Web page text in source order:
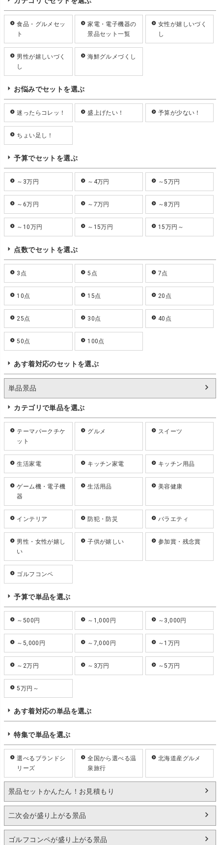
食品・グルメセッ
ト
家電・電子機器の
景品セット一覧
女性が嬉しいづく
し
男性が嬉しいづく
し
海鮮グルメづくし
お悩みでセットを選ぶ
迷ったらコレッ！ 盛上げたい！ 予算が少ない！
ちょい足し！
予算でセットを選ぶ
～3万円 ～4万円 ～5万円
～6万円 ～7万円 ～8万円
～10万円 ～15万円 15万円～
点数でセットを選ぶ
3点 5点 7点
10点 15点 20点
25点 30点 40点
50点 100点
あす着対応のセットを選ぶ
単品景品
カテゴリで単品を選ぶ
テーマパークチケ
ット
グルメ スイーツ
生活家電 キッチン家電 キッチン用品
ゲーム機・電子機
器
生活用品 美容健康
インテリア 防犯・防災 バラエティ
男性・女性が嬉し
い
子供が嬉しい 参加賞・残念賞
ゴルフコンペ
予算で単品を選ぶ
～500円 ～1,000円 ～3,000円
～5,000円 ～7,000円 ～1万円
～2万円 ～3万円 ～5万円
5万円～
あす着対応の単品を選ぶ
特集で単品を選ぶ
選べるブランドシ
リーズ
全国から選べる温
泉旅行
北海道産グルメ
景品セットかんたん！お見積もり
二次会が盛り上がる景品
ゴルフコンペが盛り上がる景品